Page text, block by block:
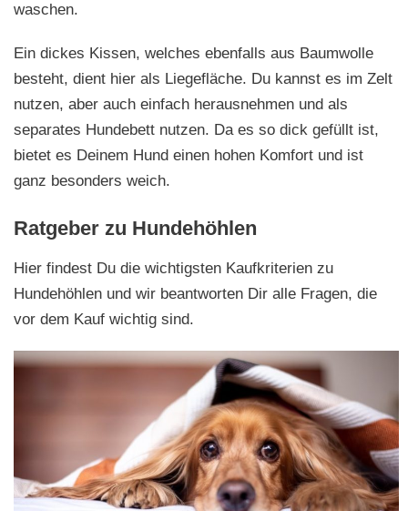
waschen.
Ein dickes Kissen, welches ebenfalls aus Baumwolle
besteht, dient hier als Liegefläche. Du kannst es im Zelt
nutzen, aber auch einfach herausnehmen und als
separates Hundebett nutzen. Da es so dick gefüllt ist,
bietet es Deinem Hund einen hohen Komfort und ist
ganz besonders weich.
Ratgeber zu Hundehöhlen
Hier findest Du die wichtigsten Kaufkriterien zu
Hundehöhlen und wir beantworten Dir alle Fragen, die
vor dem Kauf wichtig sind.